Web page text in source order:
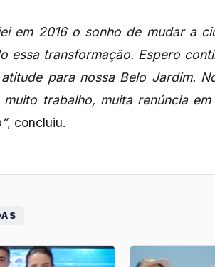
em 2016 o sonho de mudar a
essa transformação. Espero
para nossa Belo Jardim.
muito trabalho, muita renúncia
, concluiu.